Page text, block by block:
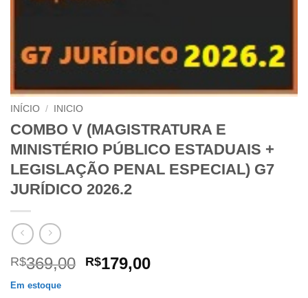
INÍCIO / INICIO
COMBO V (MAGISTRATURA E
MINISTÉRIO PÚBLICO ESTADUAIS +
LEGISLAÇÃO PENAL ESPECIAL) G7
JURÍDICO 2026.2
R$369,00 O
R$179,00O
Em estoque